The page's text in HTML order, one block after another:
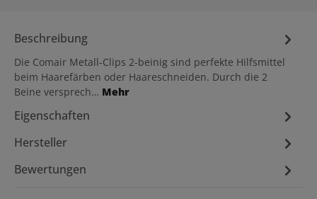
Beschreibung
Die Comair Metall-Clips 2-beinig sind perfekte Hilfsmittel
beim Haarefärben oder Haareschneiden. Durch die 2
Beine versprech… Mehr
Eigenschaften
Hersteller
Bewertungen